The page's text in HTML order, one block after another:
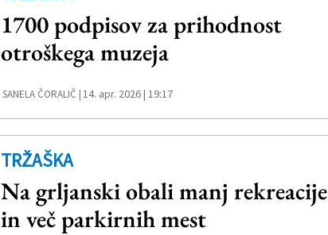
1700 podpisov za prihodnost
otroškega muzeja
SANELA ČORALIČ | 14. apr. 2026 | 19:17
TRŽAŠKA
Na grljanski obali manj rekreacije
in več parkirnih mest